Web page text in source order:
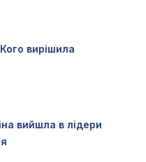
вирішила
вийшла в лідери